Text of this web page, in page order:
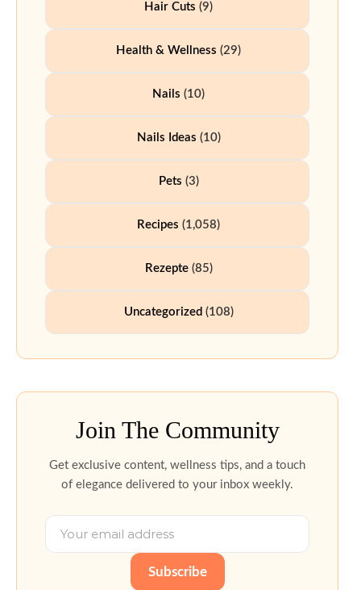
Hair Cuts (9)
Health & Wellness (29)
Nails (10)
Nails Ideas (10)
Pets (3)
Recipes (1,058)
Rezepte(85)
Uncategorized (108)
Join The Community
Get exclusive content, wellness tips, and a touch
of elegance delivered to your inbox weekly.
Subscribe